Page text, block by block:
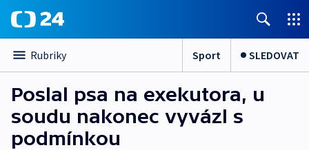
Rubriky Sport SLEDOVAT
Poslal psa na exekutora, u
soudu nakonec vyvázl s
podmínkou